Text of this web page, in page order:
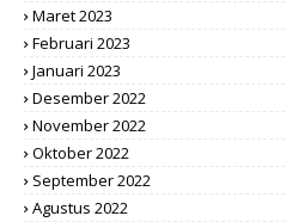
Maret 2023
Februari 2023
Januari 2023
Desember 2022
November 2022
Oktober 2022
September 2022
Agustus 2022